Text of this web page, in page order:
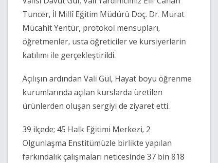
Tuncer, İl Millî Eğitim Müdürü Doç. Dr. Murat
Mücahit Yentür, protokol mensupları,
öğretmenler, usta öğreticiler ve kursiyerlerin
katılımı ile gerçekleştirildi.
Açılışın ardından Vali Gül, Hayat boyu öğrenme
kurumlarında açılan kurslarda üretilen
ürünlerden oluşan sergiyi de ziyaret etti.
39 ilçede; 45 Halk Eğitimi Merkezi, 2
Olgunlaşma Enstitümüzle birlikte yapılan
farkındalık çalışmaları neticesinde 37 bin 818